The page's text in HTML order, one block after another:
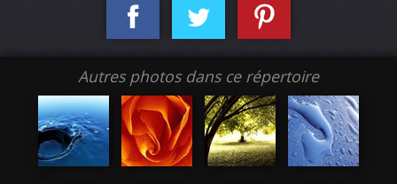
Autres photos dans ce répertoire